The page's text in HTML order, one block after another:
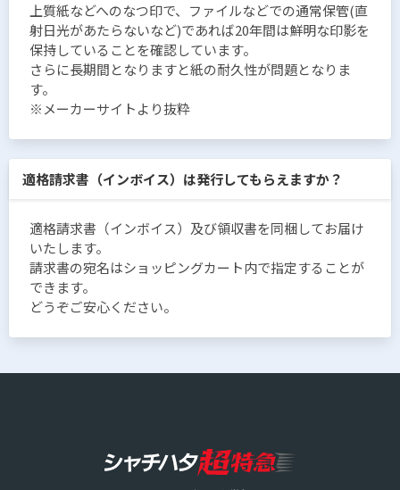
上質紙などへのなつ印で、ファイルなどでの通常保管(直
射日光があたらないなど)であれば20年間は鮮明な印影を
保持していることを確認しています。
さらに長期間となりますと紙の耐久性が問題となりま
す。
※メーカーサイトより抜粋
適格請求書（インボイス）は発行してもらえますか？
適格請求書（インボイス）及び領収書を同梱してお届け
いたします。
請求書の宛名はショッピングカート内で指定することが
できます。
どうぞご安心ください。